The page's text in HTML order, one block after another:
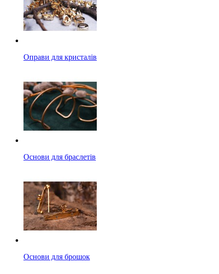
Оправи для кристалів
Основи для браслетів
Основи для брошок